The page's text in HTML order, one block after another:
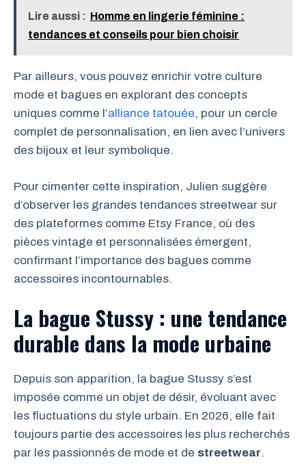
Lire aussi : Homme en lingerie féminine :
tendances et conseils pour bien choisir
Par ailleurs, vous pouvez enrichir votre culture
mode et bagues en explorant des concepts
uniques comme l’alliance tatouée, pour un cercle
complet de personnalisation, en lien avec l’univers
des bijoux et leur symbolique.
Pour cimenter cette inspiration, Julien suggère
d’observer les grandes tendances streetwear sur
des plateformes comme Etsy France, où des
pièces vintage et personnalisées émergent,
confirmant l’importance des bagues comme
accessoires incontournables.
La bague Stussy : une tendance
durable dans la mode urbaine
Depuis son apparition, la bague Stussy s’est
imposée comme un objet de désir, évoluant avec
les fluctuations du style urbain. En 2026, elle fait
toujours partie des accessoires les plus recherchés
par les passionnés de mode et de streetwear.